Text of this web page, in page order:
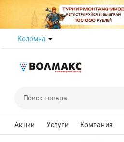
Коломна
Акции Услуги Компания